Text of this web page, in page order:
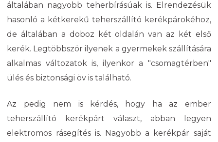
általában nagyobb teherbírásúak is. Elrendezésük
hasonló a kétkerekű teherszállító kerékpárokéhoz,
de általában a doboz két oldalán van az két első
kerék. Legtöbbször ilyenek a gyermekek szállítására
alkalmas változatok is, ilyenkor a "csomagtérben"
ülés és biztonsági öv is található.
Az pedig nem is kérdés, hogy ha az ember
teherszállító kerékpárt választ, abban legyen
elektromos rásegítés is. Nagyobb a kerékpár saját